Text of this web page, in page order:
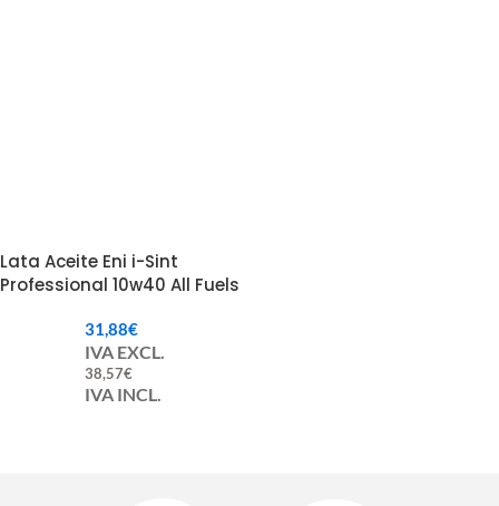
Lata Aceite Eni i-Sint
Professional 10w40 All Fuels
31,88€
IVA EXCL.
38,57€
IVA INCL.